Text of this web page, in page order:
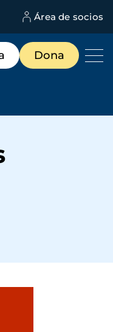
Área de socios
Dona